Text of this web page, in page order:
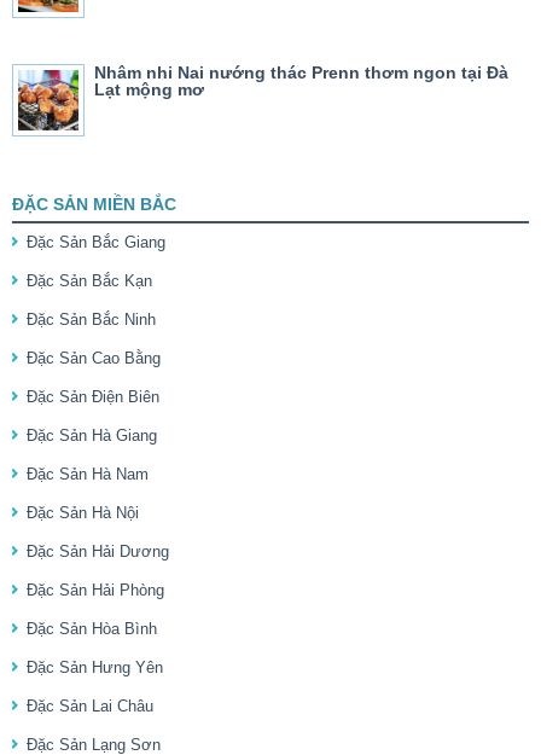
Nhâm nhi Nai nướng thác Prenn thơm ngon tại Đà
Lạt mộng mơ
ĐẶC SẢN MIỀN BẮC
Đặc Sản Bắc Giang
Đặc Sản Bắc Kạn
Đặc Sản Bắc Ninh
Đặc Sản Cao Bằng
Đặc Sản Điện Biên
Đặc Sản Hà Giang
Đặc Sản Hà Nam
Đặc Sản Hà Nội
Đặc Sản Hải Dương
Đặc Sản Hải Phòng
Đặc Sản Hòa Bình
Đặc Sản Hưng Yên
Đặc Sản Lai Châu
Đặc Sản Lạng Sơn